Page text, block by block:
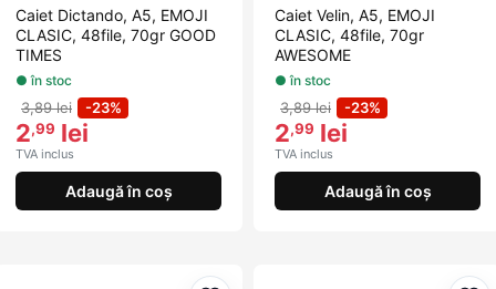
Caiet Dictando, A5, EMOJI
CLASIC, 48file, 70gr GOOD
TIMES
● în stoc
3,89 lei -23%
2,99 lei
TVA inclus
Adaugă în coș
Caiet Velin, A5, EMOJI
CLASIC, 48file, 70gr
AWESOME
● în stoc
3,89 lei -23%
2,99 lei
TVA inclus
Adaugă în coș